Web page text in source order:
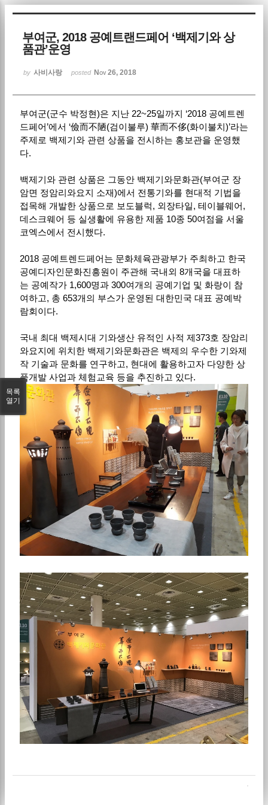
부여군, 2018 공예트랜드페어 ‘백제기와 상
품관’운영
by 사비사랑 posted Nov 26, 2018
부여군(군수 박정현)은 지난 22~25일까지 ‘2018 공예트렌
드페어’에서 ‘儉而不陋(검이불루) 華而不侈(화이불치)’라는
주제로 백제기와 관련 상품을 전시하는 홍보관을 운영했
다.
백제기와 관련 상품은 그동안 백제기와문화관(부여군 장
암면 정암리와요지 소재)에서 전통기와를 현대적 기법을
접목해 개발한 상품으로 보도블럭, 외장타일, 테이블웨어,
데스크웨어 등 실생활에 유용한 제품 10종 50여점을 서울
코엑스에서 전시했다.
2018 공예트렌드페어는 문화체육관광부가 주최하고 한국
공예디자인문화진흥원이 주관해 국내외 8개국을 대표하
는 공예작가 1,600명과 300여개의 공예기업 및 화랑이 참
여하고, 총 653개의 부스가 운영된 대한민국 대표 공예박
람회이다.
국내 최대 백제시대 기와생산 유적인 사적 제373호 장암리
와요지에 위치한 백제기와문화관은 백제의 우수한 기와제
작 기술과 문화를 연구하고, 현대에 활용하고자 다양한 상
품개발 사업과 체험교육 등을 추진하고 있다.
목록
열기
Sketchbook5, 스케치북5
Sketchbook5, 스케치북5